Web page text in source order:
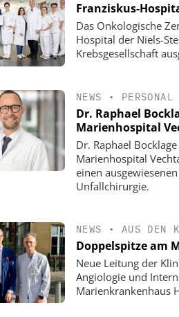
Franziskus-
Das Onkologische
Hospital der Niels-
Krebsgesellschaft
NEWS • PERSONAL
Dr. Raphael
Marienhospital
Dr. Raphael
Marienhospital
einen
Unfallchirurgie.
NEWS • AUS DEN
Doppelspitze am
Neue Leitung der
Angiologie und
Marienkrankenhaus